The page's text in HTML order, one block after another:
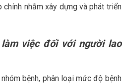
nhằm xây dựng và phát triển
việc đối với người lao
bệnh, phân loại mức độ bệnh